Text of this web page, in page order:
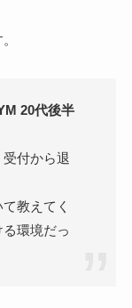
20代後半
付から退
教えてく
環境だっ